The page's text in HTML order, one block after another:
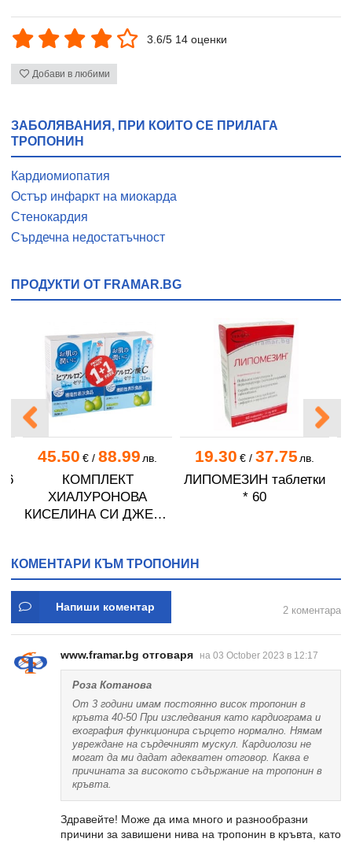
3.6/5 14 оценки
Добави в любими
ЗАБОЛЯВАНИЯ, ПРИ КОИТО СЕ ПРИЛАГА
ТРОПОНИН
Кардиомиопатия
Остър инфаркт на миокарда
Стенокардия
Сърдечна недостатъчност
ПРОДУКТИ ОТ FRAMAR.BG
6
45.50 €/ 88.99 лв.
КОМПЛЕКТ
ХИАЛУРОНОВА
КИСЕЛИНА СИ ДЖЕЛИ
19.30 €/ 37.75 лв.
ЛИПОМЕЗИН таблетки
* 60
КОМЕНТАРИ КЪМ ТРОПОНИН
Напиши коментар 2 коментара
www.framar.bg отговаря на 03 October 2023 в 12:17
Роза Котанова
От 3 години имам постоянно висок тропонин в
кръвта 40-50 При изследвания като кардиограма и
ехография функционира сърцето нормално. Нямам
увреждане на сърдечният мускул. Кардиолози не
могат да ми дадат адекватен отговор. Каква е
причината за високото съдържание на тропонин в
кръвта.
Здравейте! Може да има много и разнообразни
причини за завишени нива на тропонин в кръвта, като